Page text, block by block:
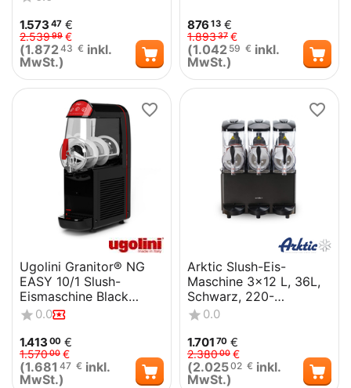
1.573 47 €
2.53999 €
(1.87243 € inkl.
MwSt.)
876 13 €
1.89337 €
(1.042 59 € inkl.
MwSt.)
Ugolini Granitor® NG
EASY 10/1 Slush-
Eismaschine Black
Edition
0.0
1.413 00 €
1.57000 €
(1.681 47 € inkl.
MwSt.)
Arktic Slush-Eis-
Maschine 3x12 L, 36L,
Schwarz, 220-
240V/1080W,
610x490x(H)775mm
0.0
1.701 70 €
2.38000 €
(2.02502 € inkl.
MwSt.)